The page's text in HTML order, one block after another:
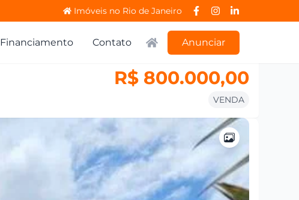
Imóveis no Rio de Janeiro
Financiamento Contato Anunciar
R$ 800.000,00
VENDA